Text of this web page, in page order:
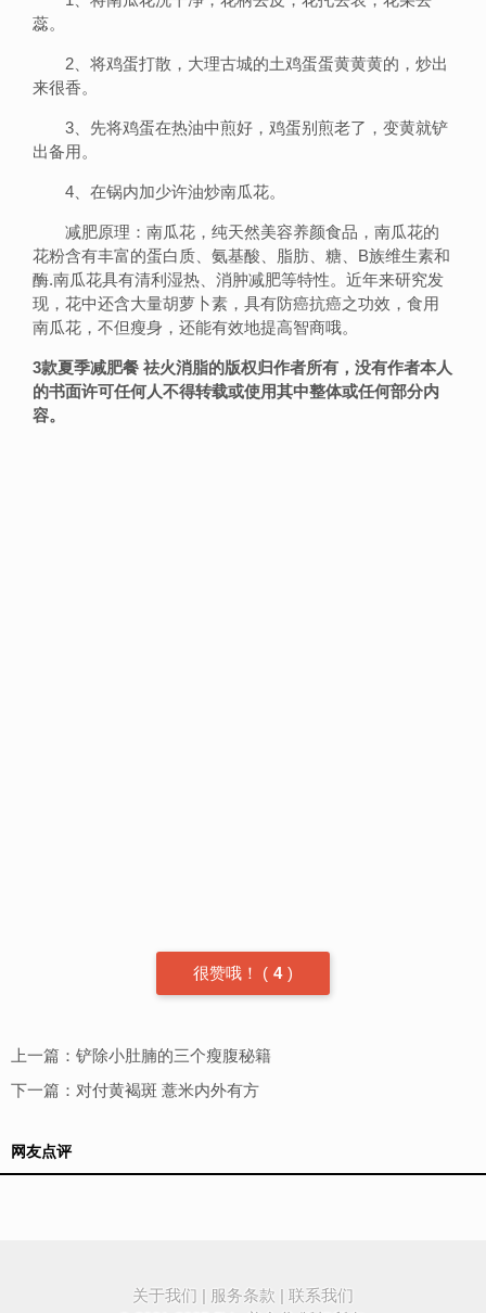
蕊。
2、将鸡蛋打散，大理古城的土鸡蛋蛋黄黄黄的，炒出
来很香。
3、先将鸡蛋在热油中煎好，鸡蛋别煎老了，变黄就铲
出备用。
4、在锅内加少许油炒南瓜花。
减肥原理：南瓜花，纯天然美容养颜食品，南瓜花的
花粉含有丰富的蛋白质、氨基酸、脂肪、糖、B族维生素和
酶.南瓜花具有清利湿热、消肿减肥等特性。近年来研究发
现，花中还含大量胡萝卜素，具有防癌抗癌之功效，食用
南瓜花，不但瘦身，还能有效地提高智商哦。
3款夏季减肥餐 祛火消脂的版权归作者所有，没有作者本人
的书面许可任何人不得转载或使用其中整体或任何部分内
容。
很赞哦！ ( 4 )
上一篇： 铲除小肚腩的三个瘦腹秘籍
下一篇： 对付黄褐斑 薏米内外有方
网友点评
关于我们 | 服务条款 | 联系我们